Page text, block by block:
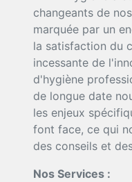
changeants de
marquée par un
la satisfaction du
incessante de
d'hygiène
de longue date
les enjeux
font face, ce qui
des conseils et
Nos Services :